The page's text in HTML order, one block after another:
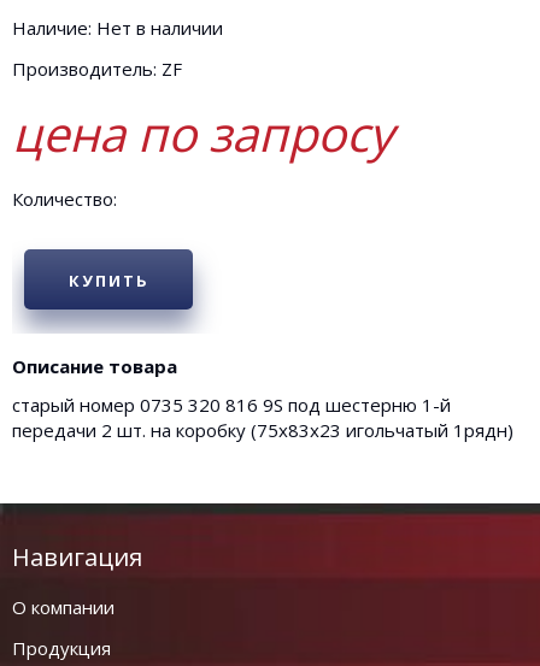
Наличие: Нет в наличии
Производитель: ZF
цена по запросу
Количество:
КУПИТЬ
Описание товара
старый номер 0735 320 816 9S под шестерню 1-й
передачи 2 шт. на коробку (75х83х23 игольчатый 1рядн)
Навигация
О компании
Продукция